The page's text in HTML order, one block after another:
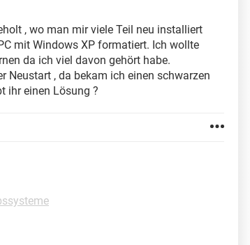
, wo man mir viele Teil neu installiert
mit Windows XP formatiert. Ich wollte
da ich viel davon gehört habe.
Neustart , da bekam ich einen schwarzen
ihr einen Lösung ?